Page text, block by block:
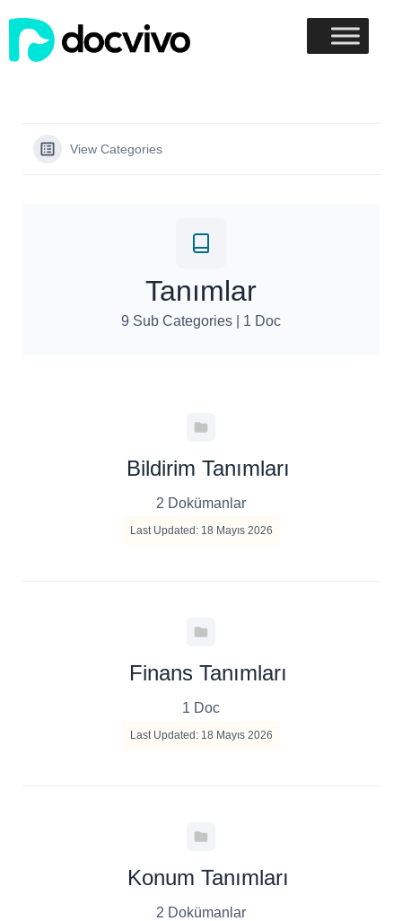
View Categories
Tanımlar
9 Sub Categories 1 Doc
Bildirim Tanımları
2 Dokümanlar
Last Updated: 18 Mayıs 2026
Finans Tanımları
1 Doc
Last Updated: 18 Mayıs 2026
Konum Tanımları
2 Dokümanlar